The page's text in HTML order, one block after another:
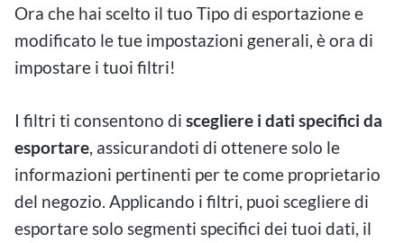
Ora che hai scelto il tuo Tipo di esportazione e
modificato le tue impostazioni generali, è ora di
impostare i tuoi filtri!
I filtri ti consentono di scegliere i dati specifici da
esportare, assicurandoti di ottenere solo le
informazioni pertinenti per te come proprietario
del negozio. Applicando i filtri, puoi scegliere di
esportare solo segmenti specifici dei tuoi dati, il